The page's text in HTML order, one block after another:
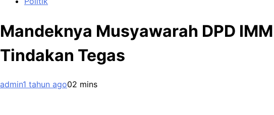
Mandeknya Musyawarah DPD
Tindakan Tegas
admin1 tahun ago02 mins